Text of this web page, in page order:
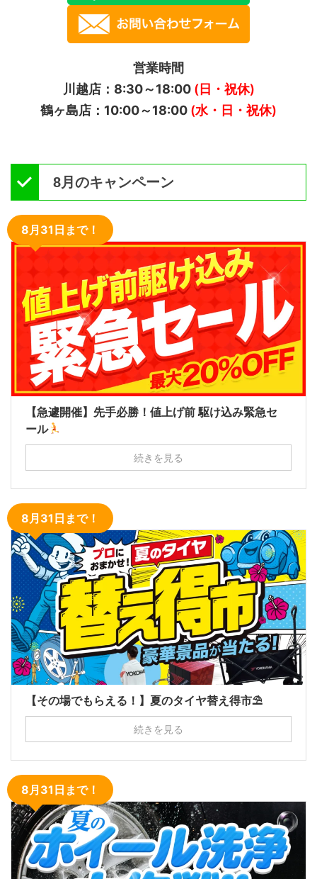
営業時間
川越店：8:30～18:00(日・祝休)
鶴ヶ島店：10:00～18:00 (水・日・祝休)
8月のキャンペーン
8月31日まで！
【急遽開催】先手必勝！値上げ前 駆け込み緊急セ
ール
続きを見る
8月31日まで！
【その場でもらえる！】夏のタイヤ替え得市⛱
続きを見る
8月31日まで！